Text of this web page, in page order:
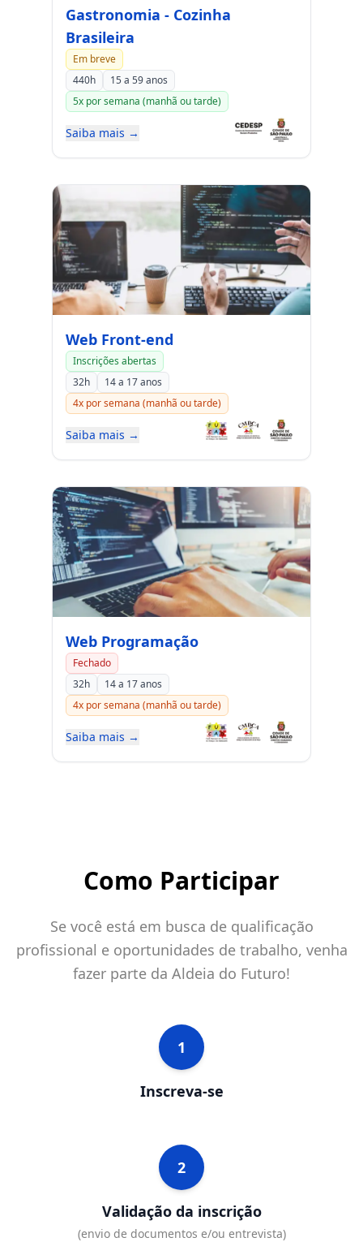
Gastronomia - Cozinha
Brasileira
Em breve
440h
15 a 59 anos
5x por semana (manhã ou tarde)
Saiba mais →
Web Front-end
Inscrições abertas
32h
14 a 17 anos
4x por semana (manhã ou tarde)
Saiba mais →
Web Programação
Fechado
32h
14 a 17 anos
4x por semana (manhã ou tarde)
Saiba mais →
Como Participar
Se você está em busca de qualificação
profissional e oportunidades de trabalho, venha
fazer parte da Aldeia do Futuro!
1
Inscreva-se
2
Validação da inscrição
(envio de documentos e/ou entrevista)